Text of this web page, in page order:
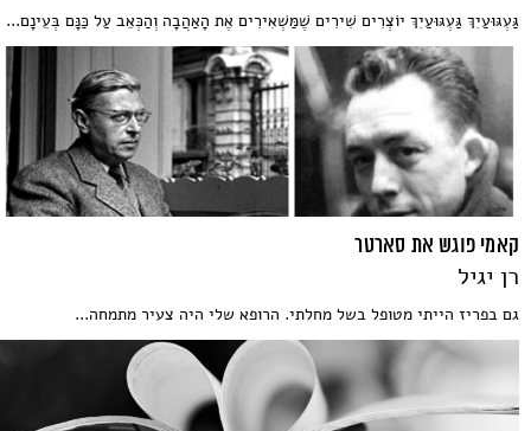
גַּעְגּוּעַיִךְ גַּעְגּוּעַיִךְ יוֹצְרִים שִׁירִים שֶׁמַּשְׁאִירִים אֶת הָאַהֲבָה וְהַכְּאֵב עַל כַּנָּם בְּעֵינָם...
קאמי פוגש את סארטר
רן יגיל
גם בפריז הייתי מטופל בשל מחלתי. הרופא שלי היה צעיר מתמחה...